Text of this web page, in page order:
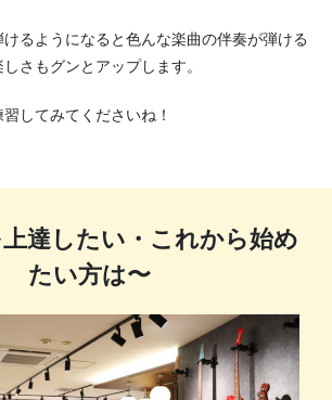
るようになると色んな楽曲の伴奏が弾ける
さもグンとアップします。
してみてくださいね！
達したい・これから始め
たい方は〜